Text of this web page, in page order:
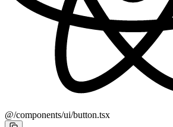
@/components/ui/button.tsx